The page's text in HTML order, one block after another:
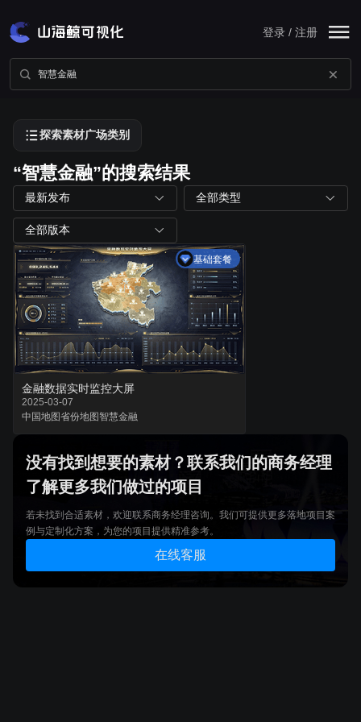
登录 / 注册
探索素材广场类别
“智慧金融”的搜索结果
最新发布 全部类型
全部版本
基础套餐
金融数据实时监控大屏
2025-03-07
中国地图省份地图智慧金融
没有找到想要的素材？联系我们的商务经理
了解更多我们做过的项目
若未找到合适素材，欢迎联系商务经理咨询。我们可提供更多落地项目案
例与定制化方案，为您的项目提供精准参考。
在线客服